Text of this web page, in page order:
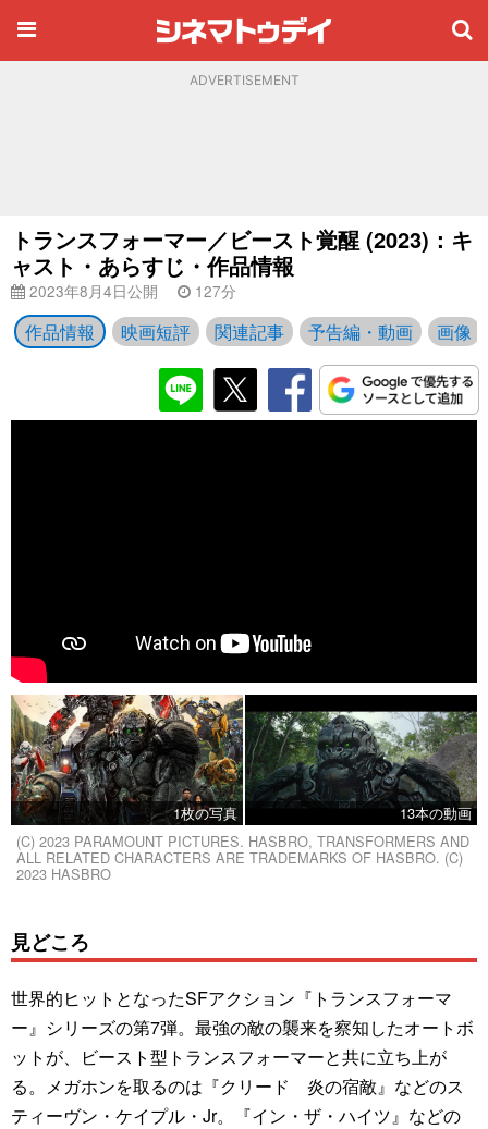
ADVERTISEMENT
トランスフォーマー／ビースト覚醒 (2023)：キ
ャスト・あらすじ・作品情報
2023年8月4日公開 127分
作品情報 映画短評 関連記事 予告編・動画 画像
1枚の写真
13本の動画
(C) 2023 PARAMOUNT PICTURES. HASBRO, TRANSFORMERS AND
ALL RELATED CHARACTERS ARE TRADEMARKS OF HASBRO. (C)
2023 HASBRO
見どころ
世界的ヒットとなったSFアクション『トランスフォーマ
ー』シリーズの第7弾。最強の敵の襲来を察知したオートボ
ットが、ビースト型トランスフォーマーと共に立ち上が
る。メガホンを取るのは『クリード 炎の宿敵』などのス
ティーヴン・ケイプル・Jr。『イン・ザ・ハイツ』などの